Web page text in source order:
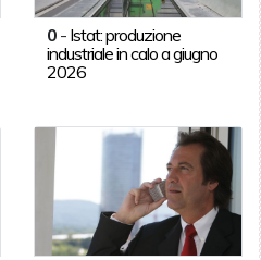
0 - Istat: produzione
industriale in calo a giugno
2026